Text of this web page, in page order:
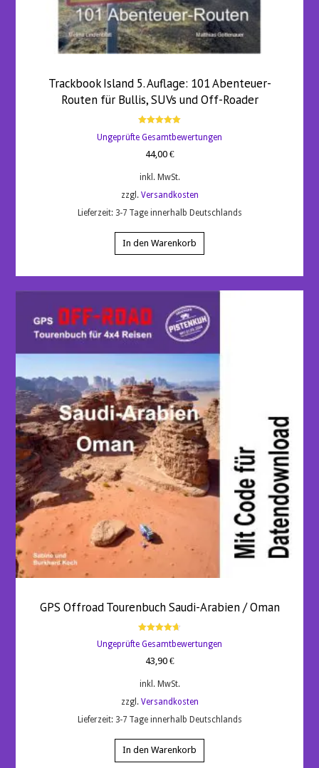
Trackbook Island 5. Auflage: 101 Abenteuer-
Routen für Bullis, SUVs und Off-Roader
mit
von 5
Ungeprüfte Gesamtbewertungen
44,00 €
inkl. MwSt.
zzgl. Versandkosten
Lieferzeit: 3-7 Tage innerhalb Deutschlands
In den Warenkorb
GPS Offroad Tourenbuch Saudi-Arabien / Oman
Bewertet
mit
von 5
Ungeprüfte Gesamtbewertungen
43,90 €
inkl. MwSt.
zzgl. Versandkosten
Lieferzeit: 3-7 Tage innerhalb Deutschlands
In den Warenkorb